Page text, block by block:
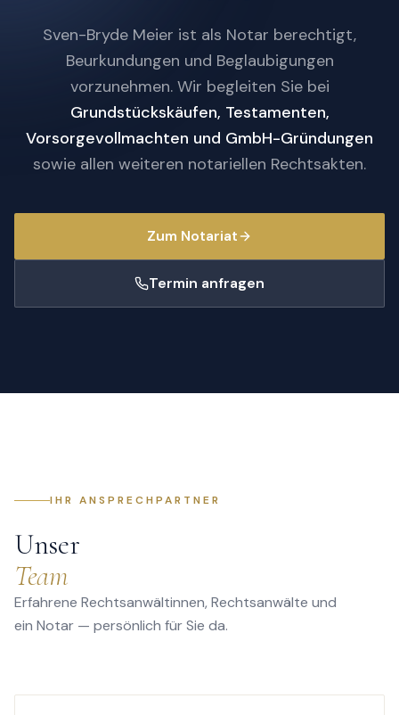
Sven-Bryde Meier ist als Notar berechtigt,
Beurkundungen und Beglaubigungen
vorzunehmen. Wir begleiten Sie bei
Grundstückskäufen, Testamenten,
Vorsorgevollmachten und GmbH-Gründungen
sowie allen weiteren notariellen Rechtsakten.
Zum Notariat
Termin anfragen
IHR ANSPRECHPARTNER
Unser
Team
Erfahrene Rechtsanwältinnen, Rechtsanwälte und
ein Notar — persönlich für Sie da.